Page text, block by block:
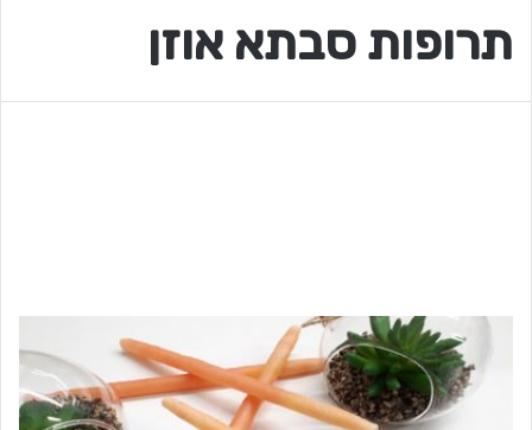
תרופות סבתא אוזן